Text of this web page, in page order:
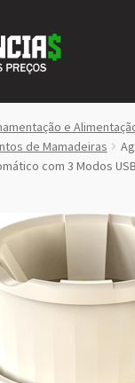
e
de Mamadeiras
com 3 Modos